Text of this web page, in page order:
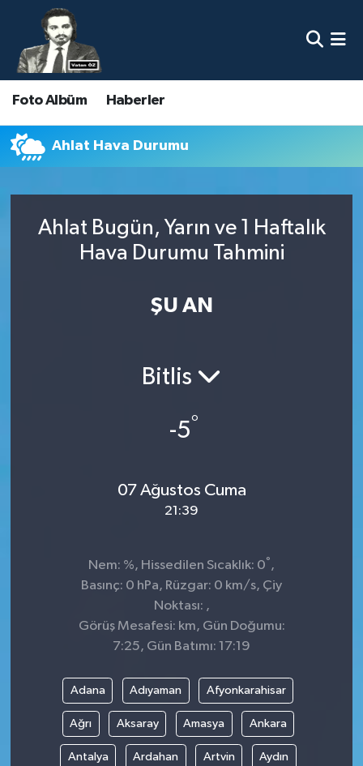
Foto Albüm Haberler
Ahlat Hava Durumu
Ahlat Bugün, Yarın ve 1 Haftalık
Hava Durumu Tahmini
ŞU AN
Bitlis
-5°
07 Ağustos Cuma
21:39
Nem: %, Hissedilen Sıcaklık: 0° ,
Basınç: 0 hPa, Rüzgar: 0 km/s, Çiy
Noktası: ,
Görüş Mesafesi: km, Gün Doğumu:
7:25, Gün Batımı: 17:19
Adana Adıyaman Afyonkarahisar
Ağrı Aksaray Amasya Ankara
Antalya Ardahan Artvin Aydın
Nöbetçi Eczaneler
Hava Durumu
Namaz Vakitleri
Süper Lig Puan Durumu ve Fikstür
Son Dakika Haberleri